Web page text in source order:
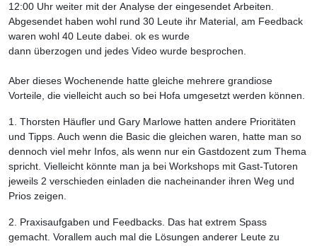
12:00 Uhr weiter mit der Analyse der eingesendet Arbeiten.
Abgesendet haben wohl rund 30 Leute ihr Material, am Feedback
waren wohl 40 Leute dabei. ok es wurde
dann überzogen und jedes Video wurde besprochen.
Aber dieses Wochenende hatte gleiche mehrere grandiose
Vorteile, die vielleicht auch so bei Hofa umgesetzt werden können.
1. Thorsten Häufler und Gary Marlowe hatten andere Prioritäten
und Tipps. Auch wenn die Basic die gleichen waren, hatte man so
dennoch viel mehr Infos, als wenn nur ein Gastdozent zum Thema
spricht. Vielleicht könnte man ja bei Workshops mit Gast-Tutoren
jeweils 2 verschieden einladen die nacheinander ihren Weg und
Prios zeigen.
2. Praxisaufgaben und Feedbacks. Das hat extrem Spass
gemacht. Vorallem auch mal die Lösungen anderer Leute zu